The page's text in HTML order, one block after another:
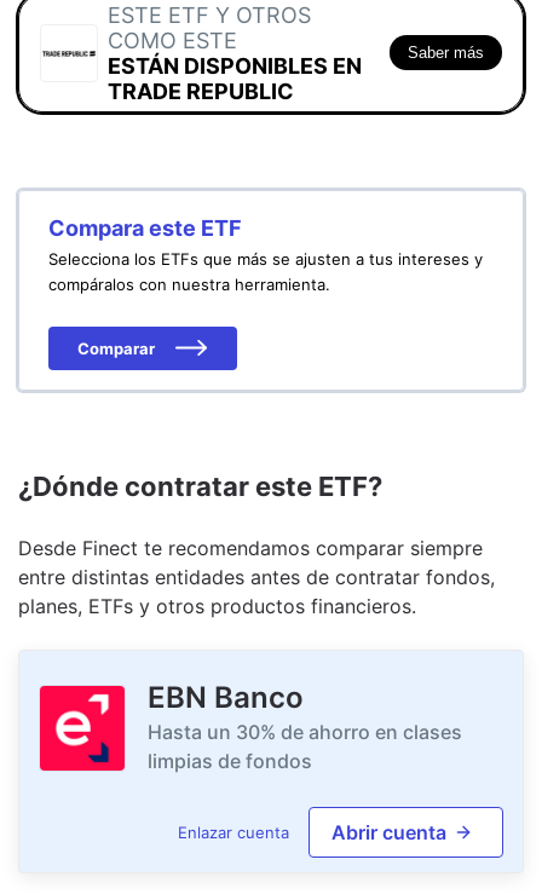
ESTE ETF Y OTROS
COMO ESTE
ESTÁN DISPONIBLES EN
TRADE REPUBLIC
Saber más
Compara este ETF
Selecciona los ETFs que más se ajusten a tus intereses y
compáralos con nuestra herramienta.
Comparar
¿Dónde contratar este ETF?
Desde Finect te recomendamos comparar siempre
entre distintas entidades antes de contratar fondos,
planes, ETFs y otros productos financieros.
EBN Banco
Hasta un 30% de ahorro en clases
limpias de fondos
Enlazar cuenta Abrir cuenta